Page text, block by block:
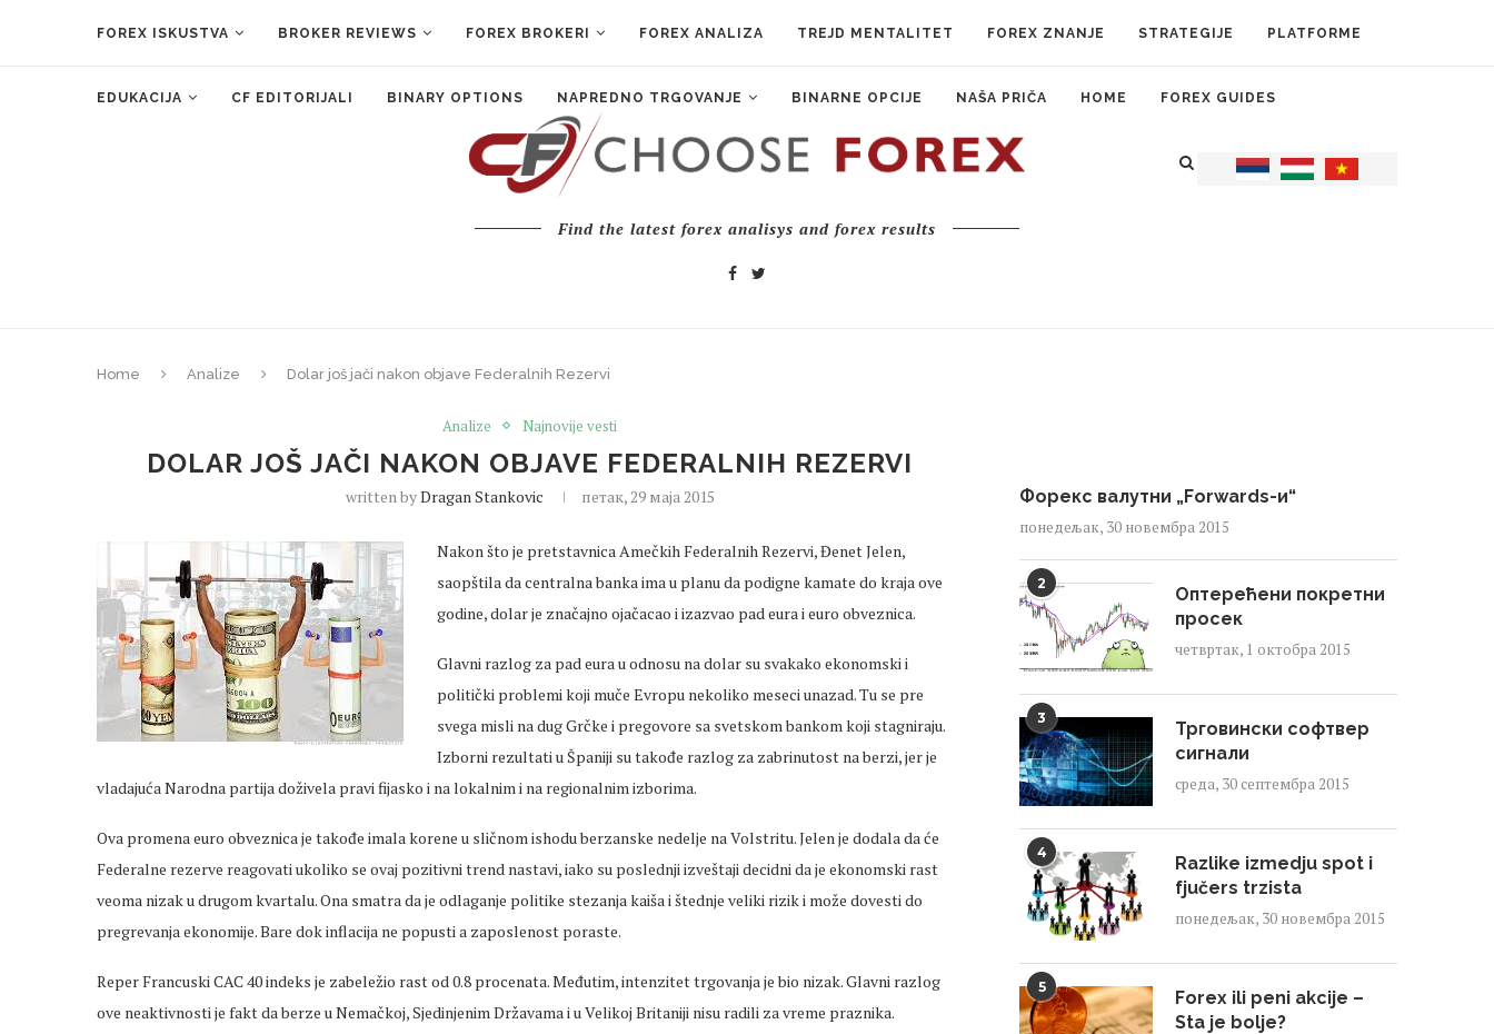
FOREX ISKUSTVA BROKER REVIEWS FOREX BROKERI FOREX ANALIZA TREJD MENTALITET FOREX ZNANJE STRATEGIJE PLATFORME
EDUKACIJA CF EDITORIJALI BINARY OPTIONS NAPREDNO TRGOVANJE BINARNE OPCIJE NAŠA PRIČA HOME FOREX GUIDES
Find the latest forex analisys and forex results
Home Analize Dolar još jači nakon objave Federalnih Rezervi
Analize Najnovije vesti
DOLAR JOŠ JAČI NAKON OBJAVE FEDERALNIH REZERVI
written byDragan Stankovic петак, 29 маја 2015
Nakon što je pretstavnica Amečkih Federalnih Rezervi, Đenet Jelen,
saopštila da centralna banka ima u planu da podigne kamate do kraja ove
godine, dolar je značajno ojačacao i izazvao pad eura i euro obveznica.
Glavni razlog za pad eura u odnosu na dolar su svakako ekonomski i
politički problemi koji muče Evropu nekoliko meseci unazad. Tu se pre
svega misli na dug Grčke i pregovore sa svetskom bankom koji stagniraju.
Izborni rezultati u Španiji su takođe razlog za zabrinutost na berzi, jer je
vladajuća Narodna partija doživela pravi fijasko i na lokalnim i na regionalnim izborima.
Ova promena euro obveznica je takođe imala korene u sličnom ishodu berzanske nedelje na Volstritu. Jelen je dodala da će
Federalne rezerve reagovati ukoliko se ovaj pozitivni trend nastavi, iako su poslednji izveštaji decidni da je ekonomski rast
veoma nizak u drugom kvartalu. Ona smatra da je odlaganje politike stezanja kaiša i štednje veliki rizik i može dovesti do
pregrevanja ekonomije. Bare dok inflacija ne popusti a zaposlenost poraste.
Reper Francuski CAC 40 indeks je zabeležio rast od 0.8 procenata. Međutim, intenzitet trgovanja je bio nizak. Glavni razlog
ove neaktivnosti je fakt da berze u Nemačkoj, Sjedinjenim Državama i u Velikoj Britaniji nisu radili za vreme praznika.
Форекс валутни „Forwards-и“
понедељак, 30 новембра 2015
2
Оптерећени покретни
просек
четвртак, 1 октобра 2015
3
Трговински софтвер
сигнали
среда, 30 септембра 2015
4
Razlike izmedju spot i
fjučers trzista
понедељак, 30 новембра 2015
5
Forex ili peni akcije –
Sta je bolje?